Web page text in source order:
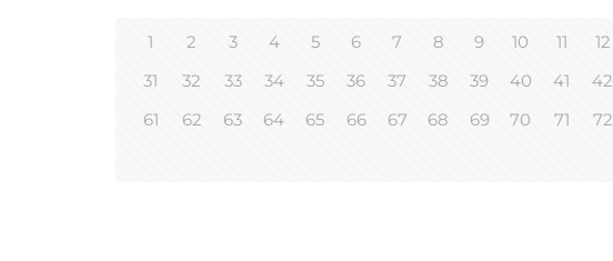
1 2 3 4 5 6 7 8 9 10 11 12
31
32 33 34 35 36 37 38 39 40 41 42
61
62 63 64 65 66 67 68 69 70 71 72